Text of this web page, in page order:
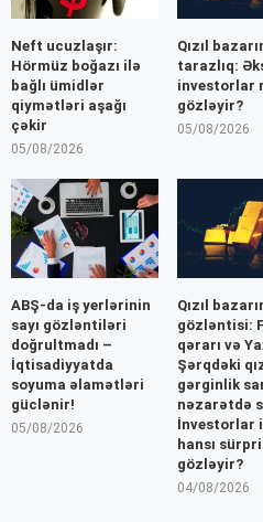
Neft ucuzlaşır:
Hörmüz boğazı ilə
bağlı ümidlər
qiymətləri aşağı
çəkir
05/08/2026
Qızıl
tarazlıq:
investorlar
gözləyir?
05/08/2026
ABŞ-da iş yerlərinin
sayı gözləntiləri
doğrultmadı –
İqtisadiyyatda
soyuma əlamətləri
güclənir!
05/08/2026
Qızıl
gözləntisi:
qərarı və
Şərqdəki
gərginlik
nəzarətdə
İnvestorlar
hansı
gözləyir?
04/08/2026